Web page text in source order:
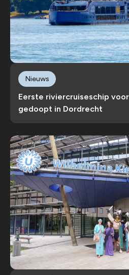
Eerste riviercruiseschip
gedoopt in Dordrecht
Nieuws